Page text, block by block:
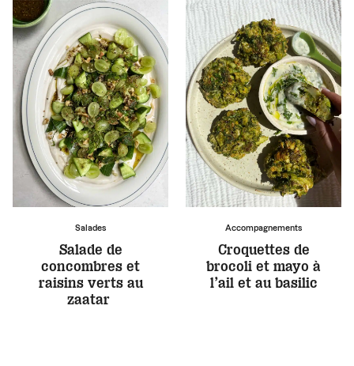
Salades
Salade de
concombres et
raisins verts au
zaatar
Accompagnements
Croquettes de
brocoli et mayo à
l’ail et au basilic